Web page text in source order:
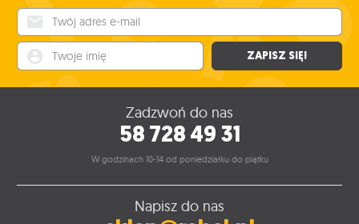
ZAPISZ SIĘ!
Zadzwoń do nas
58 728 49 31
W godzinach 10-14 od poniedziałku do piątku
Napisz do nas